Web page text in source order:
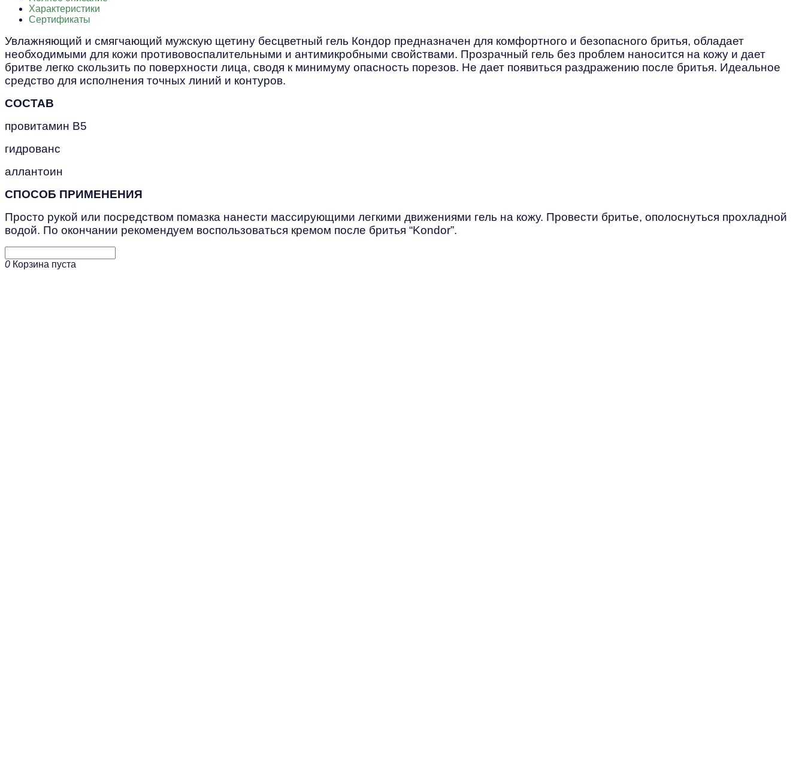
Характеристики
Сертификаты
Увлажняющий и смягчающий мужскую щетину бесцветный гель Кондор предназначен для комфортного и безопасного бритья, обладает
необходимыми для кожи противовоспалительными и антимикробными свойствами. Прозрачный гель без проблем наносится на кожу и дает
бритве легко скользить по поверхности лица, сводя к минимуму опасность порезов. Не дает появиться раздражению после бритья. Идеальное
средство для исполнения точных линий и контуров.
СОСТАВ
провитамин B5
гидрованс
аллантоин
СПОСОБ ПРИМЕНЕНИЯ
Просто рукой или посредством помазка нанести массирующими легкими движениями гель на кожу. Провести бритье, ополоснуться прохладной
водой. По окончании рекомендуем воспользоваться кремом после бритья “Kondor”.
0 Корзина пуста